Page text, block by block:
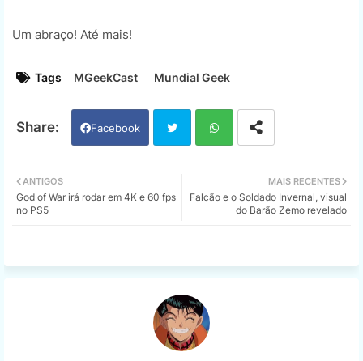
Um abraço! Até mais!
Tags MGeekCast Mundial Geek
Facebook
tter ats
MAIS RECENTES
Falcão e o Soldado Invernal, visual
do Barão Zemo revelado
ANTIGOS
God of War irá rodar em 4K e 60 fps
no PS5